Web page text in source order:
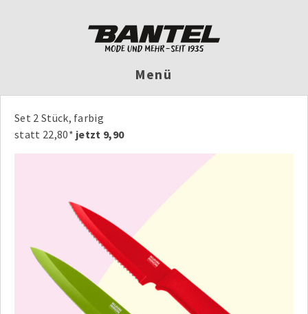
Menü
Set 2 Stück, farbig
statt 22,80* jetzt 9,90